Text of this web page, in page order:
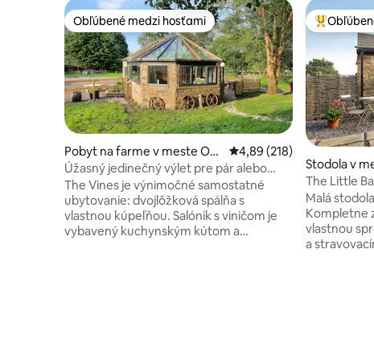
Obľúbené medzi hosťami
Obľúbené medzi hosťami
Pobyt na farme v meste Oak
worth
Priemerné ohodnotenie
4,89 (218)
Úžasný jedinečný výlet pre pár alebo
mladú rodinu
The Vines je výnimočné samostatné
ubytovanie: dvojlôžková spálňa s
vlastnou kúpeľňou. Salónik s viničom je
vybavený kuchynským kútom a
Stodola v
hley
The Little
Country
Malá
Kompletne
vlastnou
a stravovacími